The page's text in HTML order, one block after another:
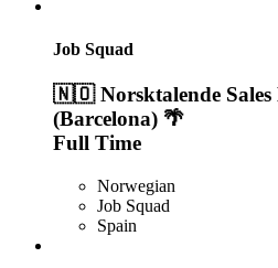
Job Squad
🇳🇴 Norsktalende Sales
(Barcelona) 🌴
Full Time
Norwegian
Job Squad
Spain